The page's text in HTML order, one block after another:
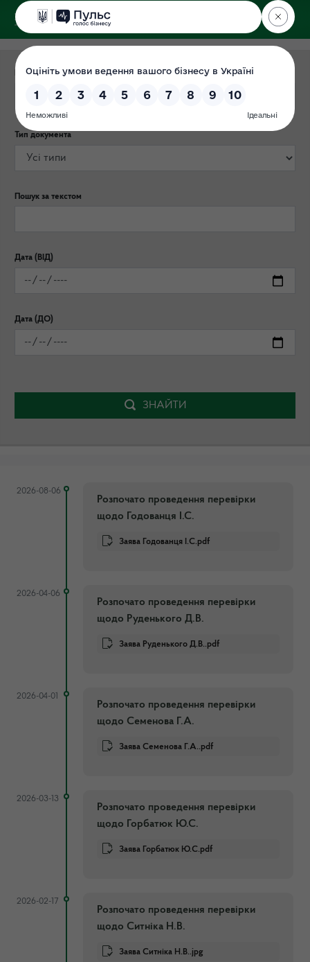
ДЕРЖЕКОІНСПЕКЦІЯ
Категорія публікації
Тип документа
Пошук за текстом
Дата (ВІД)
Дата (ДО)
ЗНАЙТИ
2026-08-06
Розпочато проведення перевірки
щодо Годованця І.С.
Заява Годованця І.С.pdf
2026-04-06
Розпочато проведення перевірки
щодо Руденького Д.В.
Заява Руденького Д.В..pdf
2026-04-01
Розпочато проведення перевірки
щодо Семенова Г.А.
Заява Семенова Г.А..pdf
2026-03-13
Розпочато проведення перевірки
щодо Горбатюк Ю.С.
Заява Горбатюк Ю.С.pdf
2026-02-17
Розпочато проведення перевірки
щодо Ситніка Н.В.
Заява Ситніка Н.В..jpg